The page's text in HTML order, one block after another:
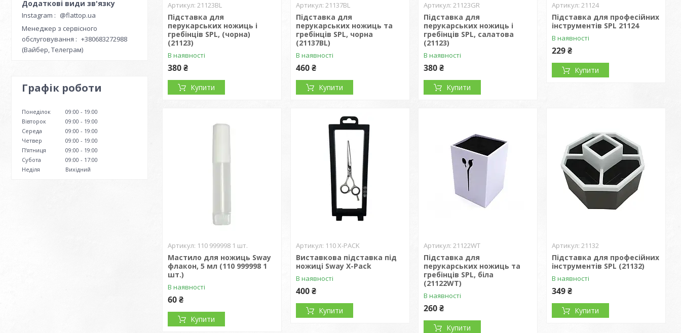
Instagram
@flattop.ua
Менеджер з сервісного
обслуговування
+380683272988
(Вайбер, Телеграм)
Графік роботи
Понеділок 09:00
19:00
Вівторок
09:00
19:00
Середа
09:00
19:00
Четвер
09:00
19:00
Пʼятниця
09:00
19:00
Субота
09:00
17:00
Неділя
Вихідний
21123BL
Підставка для
перукарських ножиць і
гребінців SPL, (чорна)
(21123)
В наявності
380 ₴
Купити
21137BL
Підставка для
перукарських ножиць та
гребінців SPL, чорна
(21137BL)
В наявності
460 ₴
Купити
21123GR
Підставка для
перукарських ножиць і
гребінців SPL, салатова
(21123)
В наявності
380 ₴
Купити
21124
Підставка для професійних
інструментів SPL 21124
В наявності
229 ₴
Купити
110 999998 1 шт.
Мастило для ножиць Sway
флакон, 5 мл (110 999998 1
шт.)
В наявності
60 ₴
Купити
110 X-PACK
Виставкова підставка під
ножиці Sway X-Pack
В наявності
400 ₴
Купити
21122WT
Підставка для
перукарських ножиць та
гребінців SPL, біла
(21122WT)
В наявності
260 ₴
Купити
21132
Підставка для професійних
інструментів SPL (21132)
В наявності
349 ₴
Купити